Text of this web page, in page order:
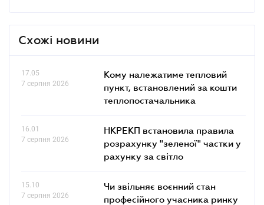
Схожі новини
17.05
7 серпня 2026
Кому належатиме тепловий
пункт, встановлений за кошти
теплопостачальника
16.01
7 серпня 2026
НКРЕКП встановила правила
розрахунку "зеленої" частки у
рахунку за світло
15.10
7 серпня 2026
Чи звільняє воєнний стан
професійного учасника ринку